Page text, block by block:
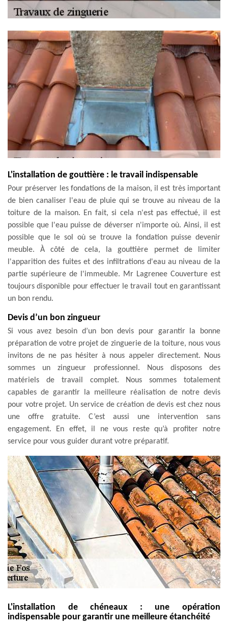
L'installation de gouttière : le travail indispensable
Pour préserver les fondations de la maison, il est très important
de bien canaliser l'eau de pluie qui se trouve au niveau de la
toiture de la maison. En fait, si cela n'est pas effectué, il est
possible que l'eau puisse de déverser n'importe où. Ainsi, il est
possible que le sol où se trouve la fondation puisse devenir
meuble. À côté de cela, la gouttière permet de limiter
l'apparition des fuites et des infiltrations d'eau au niveau de la
partie supérieure de l'immeuble. Mr Lagrenee Couverture est
toujours disponible pour effectuer le travail tout en garantissant
un bon rendu.
Devis d’un bon zingueur
Si vous avez besoin d’un bon devis pour garantir la bonne
préparation de votre projet de zinguerie de la toiture, nous vous
invitons de ne pas hésiter à nous appeler directement. Nous
sommes un zingueur professionnel. Nous disposons des
matériels de travail complet. Nous sommes totalement
capables de garantir la meilleure réalisation de notre devis
pour votre projet. Un service de création de devis est chez nous
une offre gratuite. C’est aussi une intervention sans
engagement. En effet, il ne vous reste qu’à profiter notre
service pour vous guider durant votre préparatif.
L'installation de chéneaux : une opération
indispensable pour garantir une meilleure étanchéité